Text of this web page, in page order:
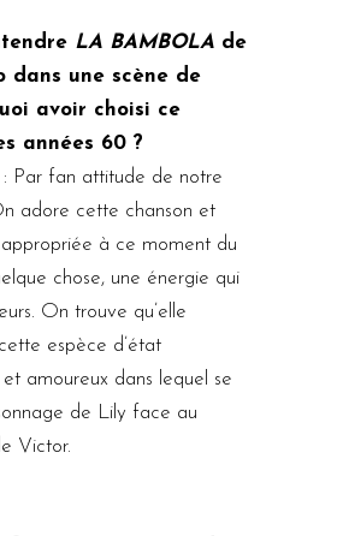
LA BAMBOLA de
dans une scène de
avoir choisi ce
années 60 ?
: Par fan attitude de notre
adore cette chanson et
à ce moment du
chose, une énergie qui
On trouve qu’elle
espèce d’état
amoureux dans lequel se
de Lily face au
Victor.